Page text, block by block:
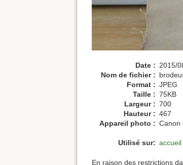
Date : 2015/
Nom de fichier :
Format : JPEG
Taille : 75KB
Largeur : 700
Hauteur : 467
Appareil photo : Canon
Utilisé sur: accueil
En raison des restrictions